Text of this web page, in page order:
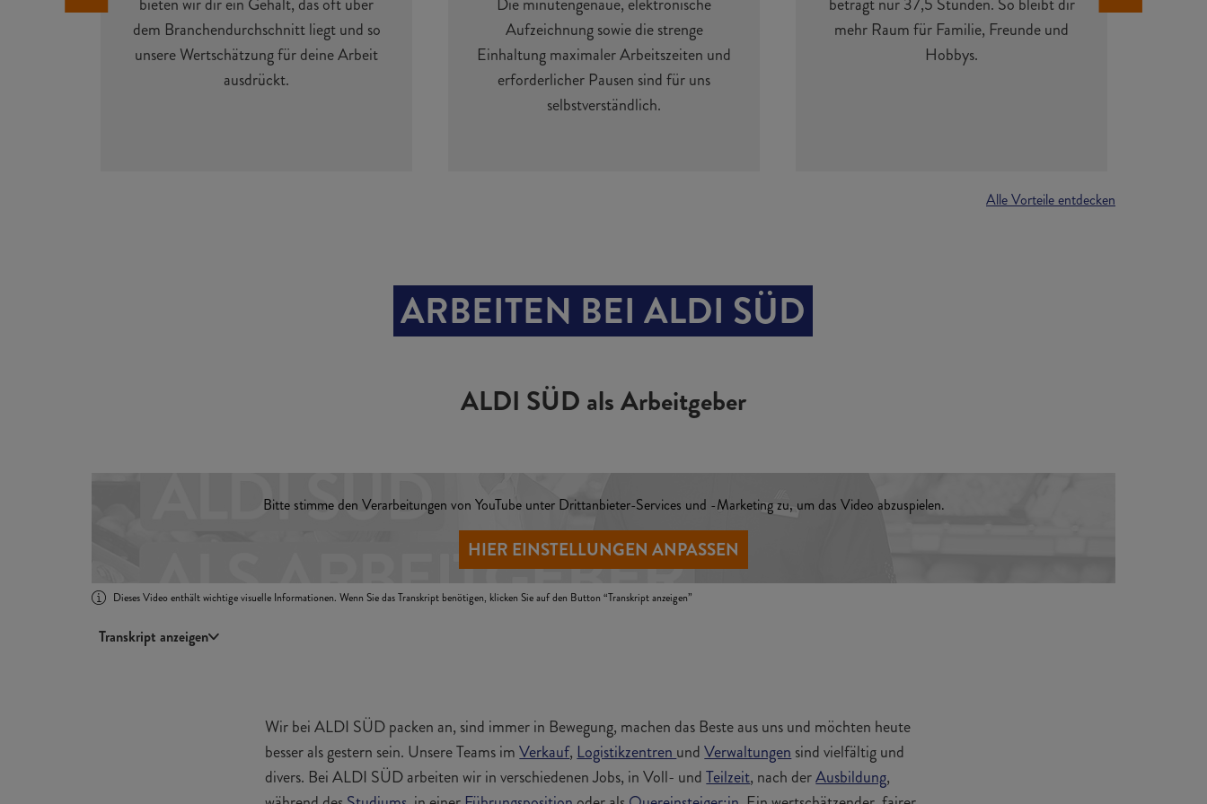
dem Branchendurchschnitt liegt und so
unsere Wertschätzung für deine Arbeit
ausdrückt.
Aufzeichnung sowie die strenge
Einhaltung maximaler Arbeitszeiten und
erforderlicher Pausen sind für uns
selbstverständlich.
mehr Raum für Familie, Freunde und
Hobbys.
Alle Vorteile entdecken
ARBEITEN BEI ALDI SÜD
ALDI SÜD als Arbeitgeber
Bitte stimme den Verarbeitungen von YouTube unter Drittanbieter-Services und -Marketingzu, um das Video abzuspielen.
HIER EINSTELLUNGEN ANPASSEN
Dieses Video enthält wichtige visuelle Informationen. Wenn Sie das Transkript benötigen, klicken Sie auf den Button “Transkript anzeigen”
Transkript anzeigen
Wir bei ALDI SÜD packen an, sind immer in Bewegung, machen das Beste aus uns und möchten heute
besser als gestern sein. Unsere Teams imVerkauf, Logistikzentren undVerwaltungen sind vielfältig und
divers. Bei ALDI SÜD arbeiten wir in verschiedenen Jobs, in Voll- undTeilzeit, nach derAusbildung,